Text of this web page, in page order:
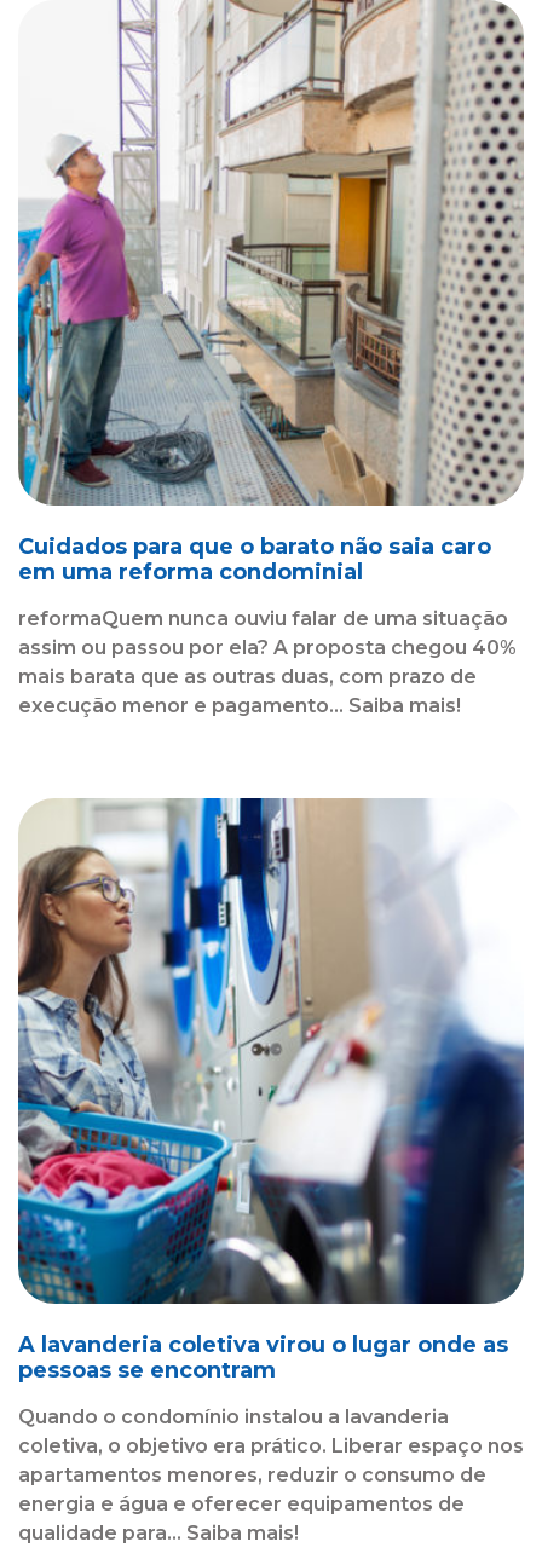
Cuidados para que o barato não saia caro
em uma reforma condominial
reformaQuem nunca ouviu falar de uma situação
assim ou passou por ela? A proposta chegou 40%
mais barata que as outras duas, com prazo de
execução menor e pagamento... Saiba mais!
A lavanderia coletiva virou o lugar onde as
pessoas se encontram
Quando o condomínio instalou a lavanderia
coletiva, o objetivo era prático. Liberar espaço nos
apartamentos menores, reduzir o consumo de
energia e água e oferecer equipamentos de
qualidade para... Saiba mais!